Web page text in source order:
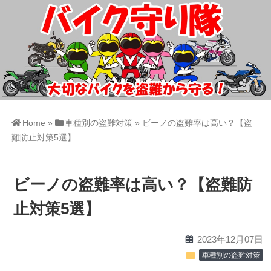
Home » 車種別の盗難対策 » ビーノの盗難率は高い？【盗
難防止対策5選】
ビーノの盗難率は高い？【盗難防
止対策5選】
calendar 2023年12月07日
folder 車種別の盗難対策